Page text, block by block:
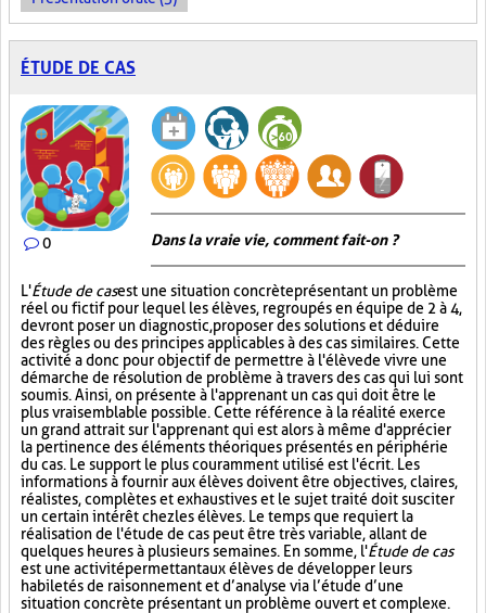
ÉTUDE DE CAS
0 Dans la vraie vie, comment fait-on ?
L'Étude de casest une situation concrète présentant un problème
réel ou fictif pour lequel les élèves, regroupés en équipe de 2 à 4,
devront poser un diagnostic, proposer des solutions et déduire
des règles ou des principes applicables à des cas similaires. Cette
activité a donc pour objectif de permettre à l'élève de vivre une
démarche de résolution de problème à travers des cas qui lui sont
soumis. Ainsi, on présente à l'apprenant un cas qui doit être le
plus vraisemblable possible. Cette référence à la réalité exerce
un grand attrait sur l'apprenant qui est alors à même d'apprécier
la pertinence des éléments théoriques présentés en périphérie
du cas. Le support le plus couramment utilisé est l'écrit. Les
informations à fournir aux élèves doivent être objectives, claires,
réalistes, complètes et exhaustives et le sujet traité doit susciter
un certain intérêt chez les élèves. Le temps que requiert la
réalisation de l'étude de cas peut être très variable, allant de
quelques heures à plusieurs semaines. En somme, l'Étude de cas
est une activité permettant aux élèves de développer leurs
habiletés de raisonnement et d’analyse via l’étude d’une
situation concrète présentant un problème ouvert et complexe.